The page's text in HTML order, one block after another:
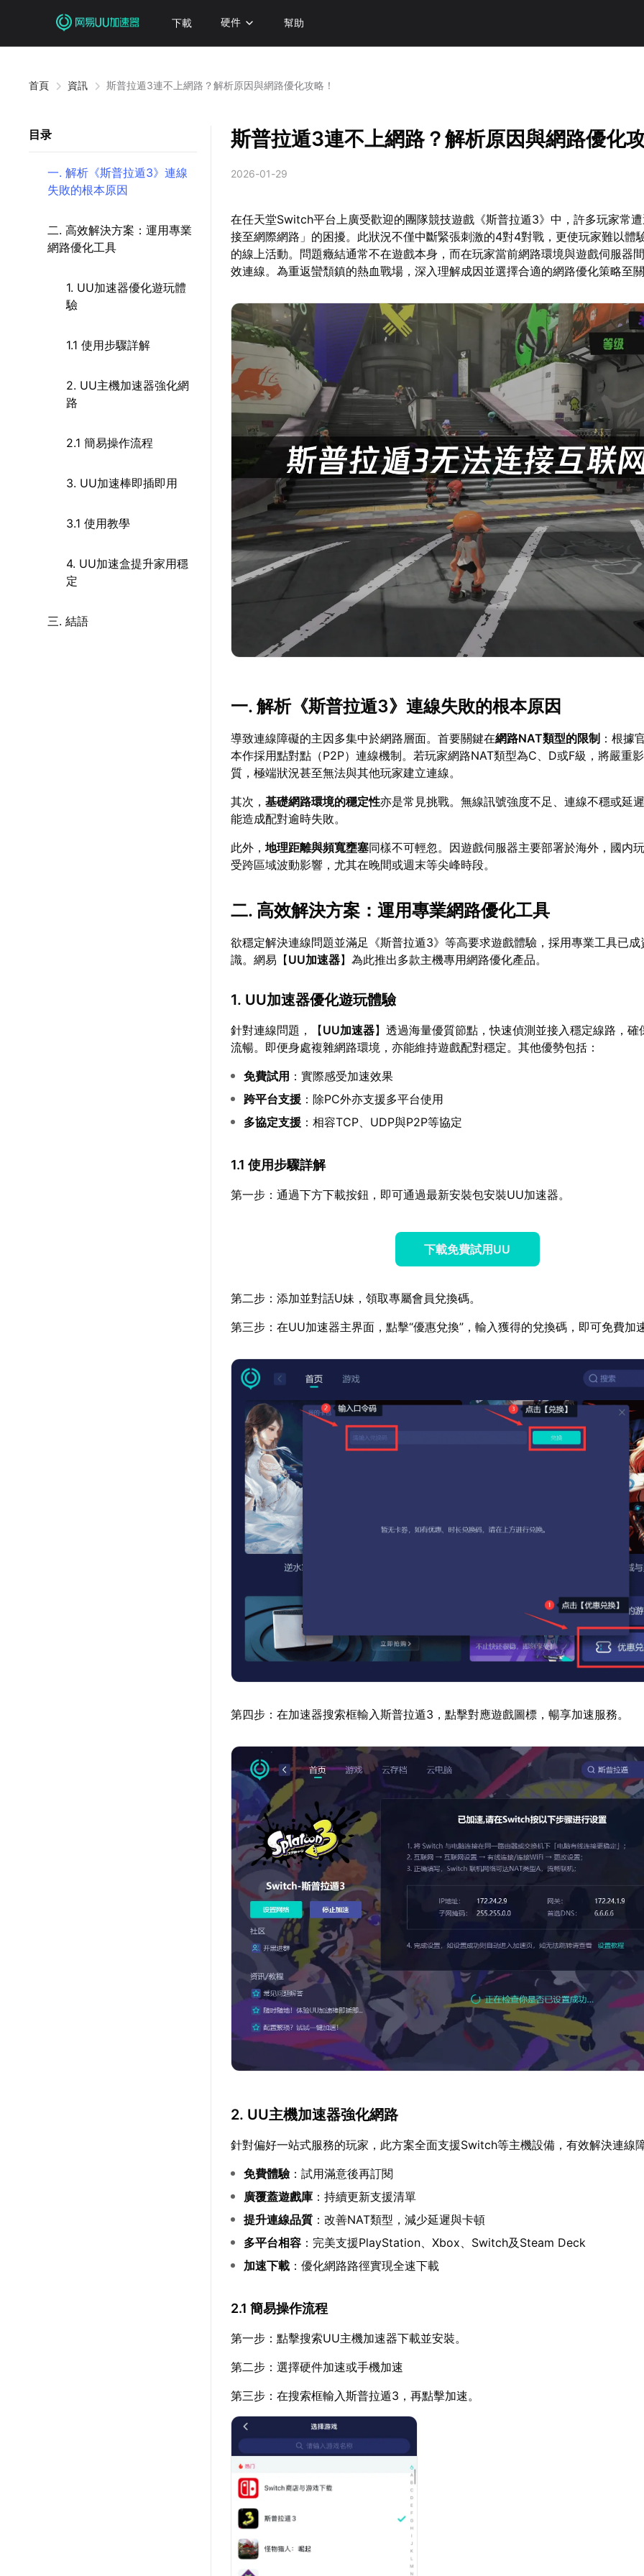
下載 硬件 幫助
首頁 資訊 斯普拉遁3連不上網路？解析原因與網路優化攻略！
目录
一. 解析《斯普拉遁3》連線
失敗的根本原因
二. 高效解決方案：運用專業
網路優化工具
1. UU加速器優化遊玩體
驗
1.1 使用步驟詳解
2. UU主機加速器強化網
路
2.1 簡易操作流程
3. UU加速棒即插即用
3.1 使用教學
4. UU加速盒提升家用穩
定
三. 結語
斯普拉遁3連不上網路？解析原因與網路優化
2026-01-29
在任天堂Switch平台上廣受歡迎的團隊競技遊戲《斯普拉遁3》中，許多玩家常
接至網際網路」的困擾。此狀況不僅中斷緊張刺激的4對4對戰，更使玩家難以體
的線上活動。問題癥結通常不在遊戲本身，而在玩家當前網路環境與遊戲伺服器
效連線。為重返蠻頹鎮的熱血戰場，深入理解成因並選擇合適的網路優化策略至
一. 解析《斯普拉遁3》連線失敗的根本原因
導致連線障礙的主因多集中於網路層面。首要關鍵在網路NAT類型的限制 ：根據
本作採用點對點（P2P）連線機制。若玩家網路NAT類型為C、D或F級，將嚴重
質，極端狀況甚至無法與其他玩家建立連線。
其次，基礎網路環境的穩定性亦是常見挑戰。無線訊號強度不足、連線不穩或延
能造成配對逾時失敗。
此外，地理距離與頻寬壅塞同樣不可輕忽。因遊戲伺服器主要部署於海外，國内
受跨區域波動影響，尤其在晚間或週末等尖峰時段。
二. 高效解決方案：運用專業網路優化工具
欲穩定解決連線問題並滿足《斯普拉遁3》等高要求遊戲體驗，採用專業工具已
識。網易【UU加速器】為此推出多款主機專用網路優化產品。
1. UU加速器優化遊玩體驗
針對連線問題，【UU加速器】透過海量優質節點，快速偵測並接入穩定線路，確
流暢。即便身處複雜網路環境，亦能維持遊戲配對穩定。其他優勢包括：
免費試用 ：實際感受加速效果
跨平台支援 ：除PC外亦支援多平台使用
多協定支援 ：相容TCP、UDP與P2P等協定
1.1 使用步驟詳解
第一步：通過下方下載按鈕，即可通過最新安裝包安裝UU加速器。
下載免費試用UU
第二步：添加並對話U妹，領取專屬會員兌換碼。
第三步：在UU加速器主界面，點擊“優惠兌換”，輸入獲得的兌換碼，即可免費加
第四步：在加速器搜索框輸入斯普拉遁3，點擊對應遊戲圖標，暢享加速服務。
2. UU主機加速器強化網路
針對偏好一站式服務的玩家，此方案全面支援Switch等主機設備，有效解決連線
免費體驗：試用滿意後再訂閱
廣覆蓋遊戲庫 ：持續更新支援清單
提升連線品質 ：改善NAT類型，減少延遲與卡頓
多平台相容 ：完美支援PlayStation、Xbox、Switch及Steam Deck
加速下載 ：優化網路路徑實現全速下載
2.1 簡易操作流程
第一步：點擊搜索UU主機加速器下載並安裝。
第二步：選擇硬件加速或手機加速
第三步：在搜索框輸入斯普拉遁3，再點擊加速。